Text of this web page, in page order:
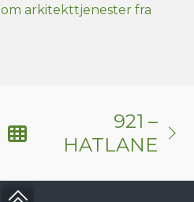
arkitekttjenester fra
921 –
HATLANE